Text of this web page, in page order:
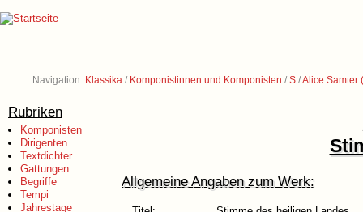
Navigation: Klassika / Komponistinnen und Komponisten /S /Alice Samter
Rubriken
Komponisten
Dirigenten
Textdichter
Gattungen
Begriffe
Tempi
Jahrestage
Allgemeine Angaben zum Werk: